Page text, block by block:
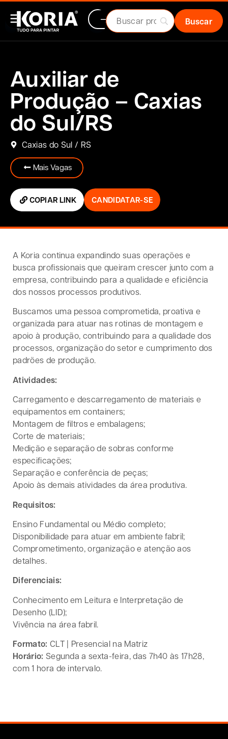
Auxiliar de
Produção – Caxias
do Sul/RS
Caxias do Sul / RS
Mais Vagas
COPIAR LINK CANDIDATAR-SE
A Koria continua expandindo suas operações e
busca profissionais que queiram crescer junto com a
empresa, contribuindo para a qualidade e eficiência
dos nossos processos produtivos.
Buscamos uma pessoa comprometida, proativa e
organizada para atuar nas rotinas de montagem e
apoio à produção, contribuindo para a qualidade dos
processos, organização do setor e cumprimento dos
padrões de produção.
Atividades:
Carregamento e descarregamento de materiais e
equipamentos em containers;
Montagem de filtros e embalagens;
Corte de materiais;
Medição e separação de sobras conforme
especificações;
Separação e conferência de peças;
Apoio às demais atividades da área produtiva.
Requisitos:
Ensino Fundamental ou Médio completo;
Disponibilidade para atuar em ambiente fabril;
Comprometimento, organização e atenção aos
detalhes.
Diferenciais:
Conhecimento em Leitura e Interpretação de
Desenho (LID);
Vivência na área fabril.
Formato: CLT | Presencial na Matriz
Horário: Segunda a sexta-feira, das 7h40 às 17h28,
com 1 hora de intervalo.